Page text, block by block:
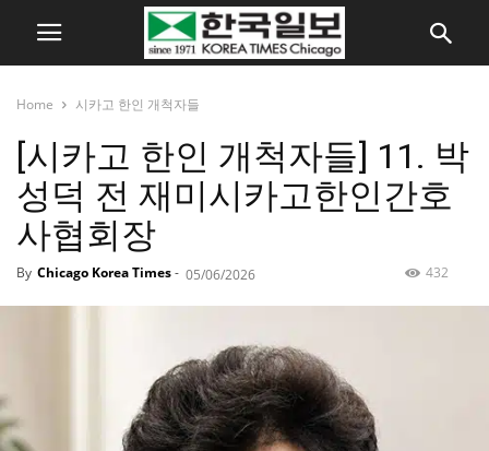
Home 시카고 한인 개척자들
[시카고 한인 개척자들] 11. 박
성덕 전 재미시카고한인간호
사협회장
By Chicago Korea Times- 05/06/2026 432